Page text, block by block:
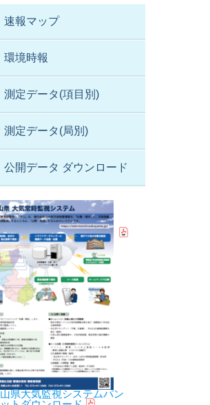
速報マップ
環境時報
測定データ(項目別)
測定データ(局別)
公開データ ダウンロード
県大気監視システムパン